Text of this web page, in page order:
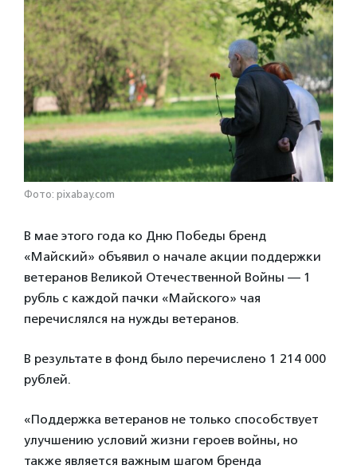
Фото: pixabay.com
В мае этого года ко Дню Победы бренд
«Майский» объявил о начале акции поддержки
ветеранов Великой Отечественной Войны — 1
рубль с каждой пачки «Майского» чая
перечислялся на нужды ветеранов.
В результате в фонд было перечислено 1 214 000
рублей.
«Поддержка ветеранов не только способствует
улучшению условий жизни героев войны, но
также является важным шагом бренда